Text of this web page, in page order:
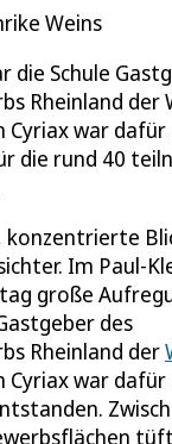
Weins
die Schule
Rheinland der
Cyriax war
die rund 40
konzentrierte
Im Paul-
große
des
Rheinland der
Cyriax war dafür